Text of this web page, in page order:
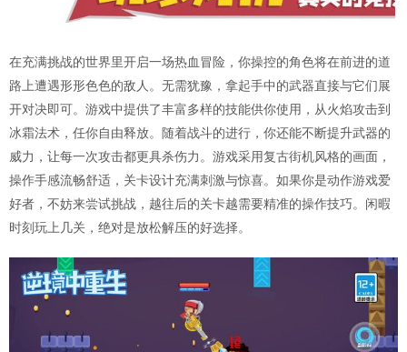
在充满挑战的世界里开启一场热血冒险，你操控的角色将在前进的道
路上遭遇形形色色的敌人。无需犹豫，拿起手中的武器直接与它们展
开对决即可。游戏中提供了丰富多样的技能供你使用，从火焰攻击到
冰霜法术，任你自由释放。随着战斗的进行，你还能不断提升武器的
威力，让每一次攻击都更具杀伤力。游戏采用复古街机风格的画面，
操作手感流畅舒适，关卡设计充满刺激与惊喜。如果你是动作游戏爱
好者，不妨来尝试挑战，越往后的关卡越需要精准的操作技巧。闲暇
时刻玩上几关，绝对是放松解压的好选择。